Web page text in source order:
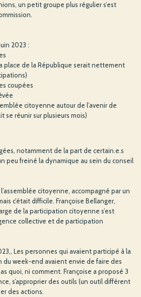
un petit groupe plus régulier s’est
2023 :
place de la République serait nettement
coupées
citoyenne autour de l’avenir de
se réunir sur plusieurs mois)
notamment de la part de certain.e.s
peu freiné la dynamique au sein du conseil
citoyenne, accompagné par un
c’était difficile. Françoise Bellanger,
de la participation citoyenne s’est
collective et de participation
Les personnes qui avaient participé à la
du week-end avaient envie de faire des
quoi, ni comment. Françoise a proposé 3
s’approprier des outils (un outil différent
des actions.